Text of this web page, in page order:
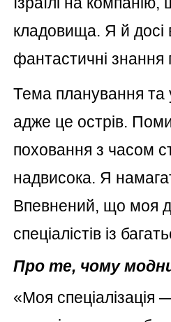
кладовища. Я й досі
фантастичні
Тема планування та
адже це острів.
поховання з часом
надвисока. Я
Впевнений, що моя
спеціалістів із
Про те, чому
«Моя спеціалізація